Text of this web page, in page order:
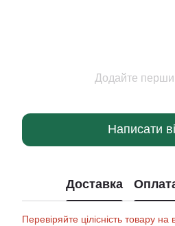
Додайте
Написати
Доставка
Перевіряйте цілісність товару